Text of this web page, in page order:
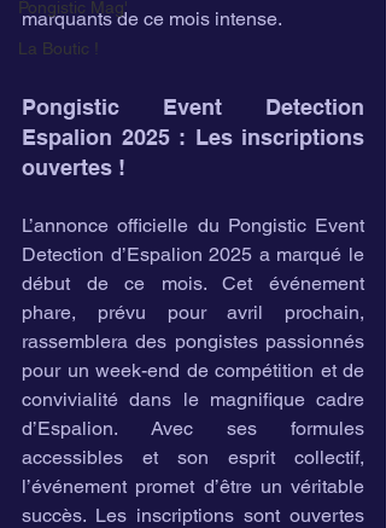
Pongistic Mag'
La Boutic !
marquants de ce mois intense.
Pongistic Event Detection
Espalion 2025 : Les inscriptions
ouvertes !
L’annonce officielle du Pongistic Event
Detection d’Espalion 2025 a marqué le
début de ce mois. Cet événement
phare, prévu pour avril prochain,
rassemblera des pongistes passionnés
pour un week-end de compétition et de
convivialité dans le magnifique cadre
d’Espalion. Avec ses formules
accessibles et son esprit collectif,
l’événement promet d’être un véritable
succès. Les inscriptions sont ouvertes